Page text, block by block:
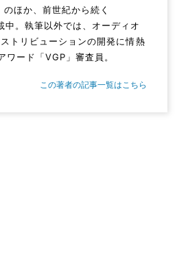
のほか、前世紀から続く
中。執筆以外では、オーディオ
トリビューションの開発に情熱
ード「VGP」審査員。
この著者の記事一覧はこちら